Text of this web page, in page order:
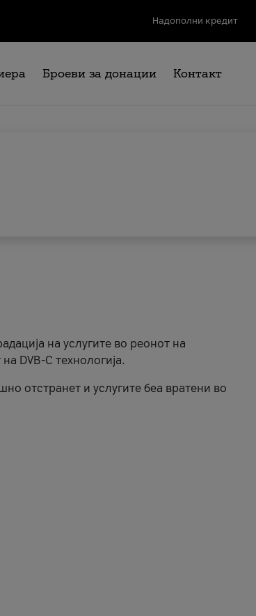
Надополни кредит
Броеви за донации Контакт
на услугите во реонот на
DVB-C технологија.
отстранет и услугите беа вратени во